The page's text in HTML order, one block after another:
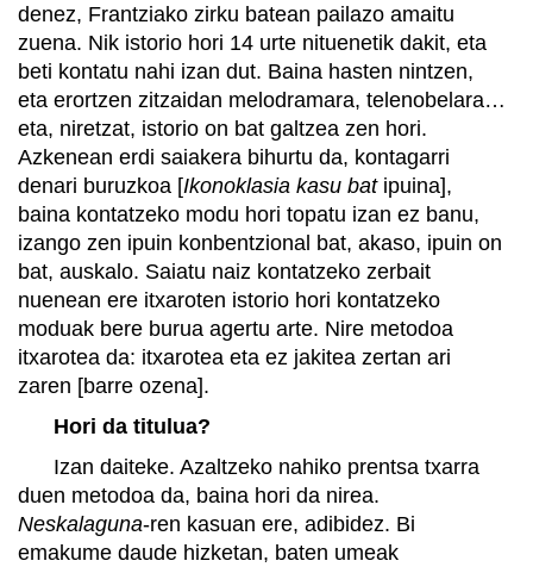
denez, Frantziako zirku batean pailazo amaitu
zuena. Nik istorio hori 14 urte nituenetik dakit, eta
beti kontatu nahi izan dut. Baina hasten nintzen,
eta erortzen zitzaidan melodramara, telenobelara…
eta, niretzat, istorio on bat galtzea zen hori.
Azkenean erdi saiakera bihurtu da, kontagarri
denari buruzkoa [Ikonoklasia kasu bat ipuina],
baina kontatzeko modu hori topatu izan ez banu,
izango zen ipuin konbentzional bat, akaso, ipuin on
bat, auskalo. Saiatu naiz kontatzeko zerbait
nuenean ere itxaroten istorio hori kontatzeko
moduak bere burua agertu arte. Nire metodoa
itxarotea da: itxarotea eta ez jakitea zertan ari
zaren [barre ozena].
Hori da titulua?
Izan daiteke. Azaltzeko nahiko prentsa txarra
duen metodoa da, baina hori da nirea.
Neskalaguna-ren kasuan ere, adibidez. Bi
emakume daude hizketan, baten umeak